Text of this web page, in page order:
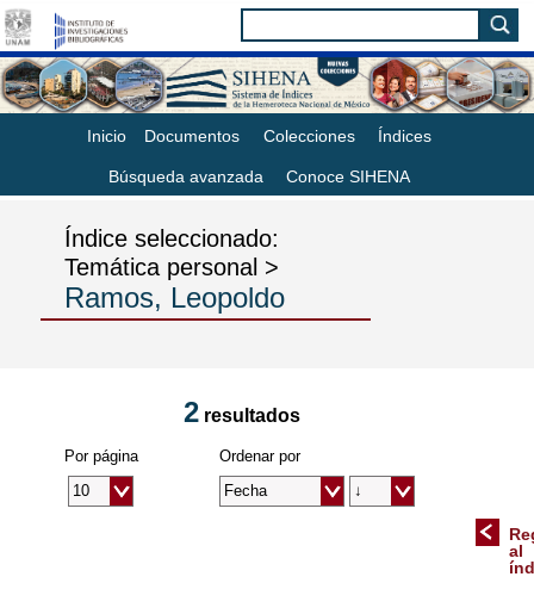
Inicio Documentos Colecciones Índices
Búsqueda avanzada Conoce SIHENA
Índice seleccionado:
Temática personal >
Ramos, Leopoldo
2resultados
Ordenar por
Por página
al